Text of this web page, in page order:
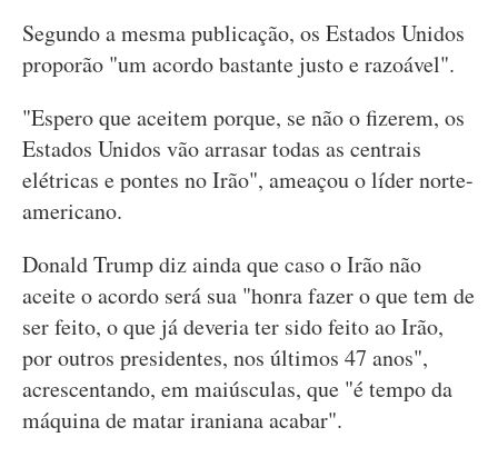
Segundo a mesma publicação, os Estados Unidos
proporão "um acordo bastante justo e razoável".
"Espero que aceitem porque, se não o fizerem, os
Estados Unidos vão arrasar todas as centrais
elétricas e pontes no Irão", ameaçou o líder norte-
americano.
Donald Trump diz ainda que caso o Irão não
aceite o acordo será sua "honra fazer o que tem de
ser feito, o que já deveria ter sido feito ao Irão,
por outros presidentes, nos últimos 47 anos",
acrescentando, em maiúsculas, que "é tempo da
máquina de matar iraniana acabar".